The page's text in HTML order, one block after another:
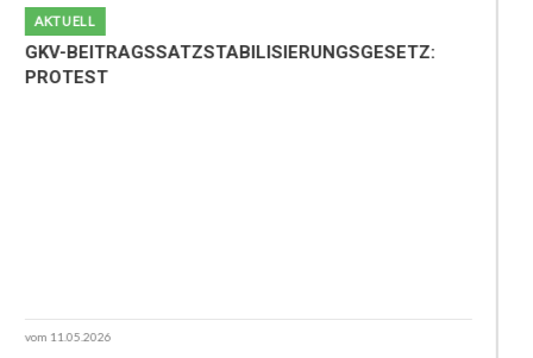
AKTUELL
GKV-BEITRAGSSATZSTABILISIERUNGSGESETZ:
PROTEST
vom 11.05.2026